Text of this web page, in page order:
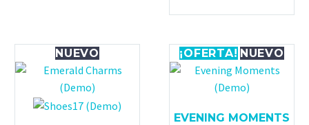
NUEVO ¡OFERTA! NUEVO
EVENING MOMENTS